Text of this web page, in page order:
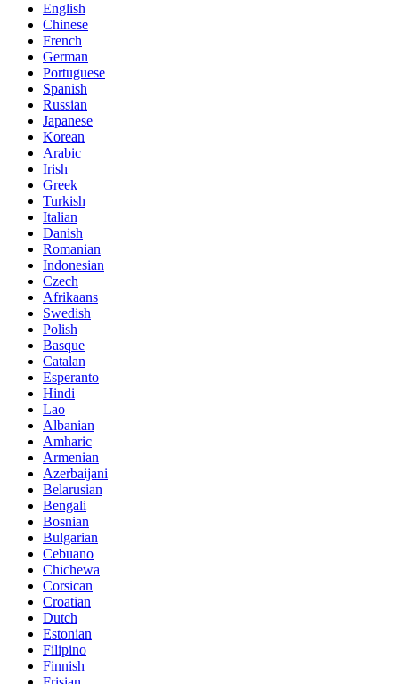
English
Chinese
French
German
Portuguese
Spanish
Russian
Japanese
Korean
Arabic
Irish
Greek
Turkish
Italian
Danish
Romanian
Indonesian
Czech
Afrikaans
Swedish
Polish
Basque
Catalan
Esperanto
Hindi
Lao
Albanian
Amharic
Armenian
Azerbaijani
Belarusian
Bengali
Bosnian
Bulgarian
Cebuano
Chichewa
Corsican
Croatian
Dutch
Estonian
Filipino
Finnish